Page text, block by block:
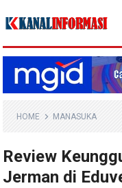
Blog Kanal Info
HOME MANASUKA
Review
Jerman di